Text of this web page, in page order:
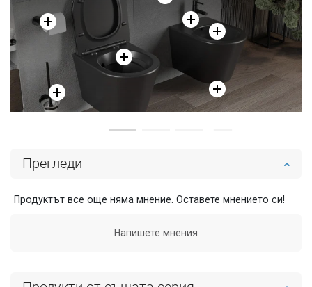
Прегледи
Продуктът все още няма мнение. Оставете мнението си!
Напишете мнения